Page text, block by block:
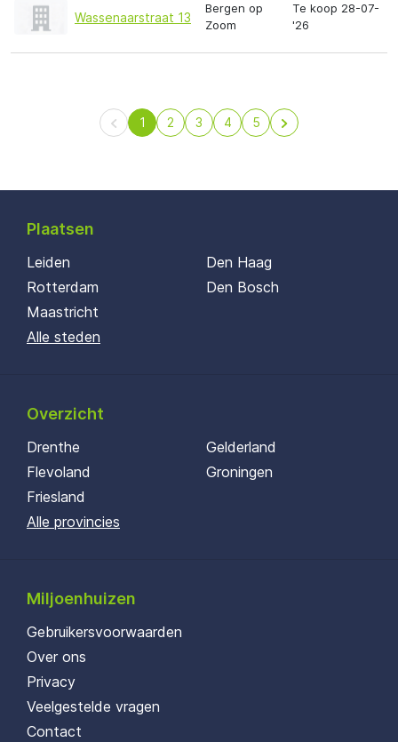
Wassenaarstraat 13
Bergen op
Zoom
Te koop 28-07-
'26
1 2 3 4 5
Plaatsen
Leiden
Rotterdam
Maastricht
Den Haag
Den Bosch
Alle steden
Overzicht
Drenthe
Flevoland
Friesland
Gelderland
Groningen
Alle provincies
Miljoenhuizen
Gebruikersvoorwaarden
Over ons
Privacy
Veelgestelde vragen
Contact